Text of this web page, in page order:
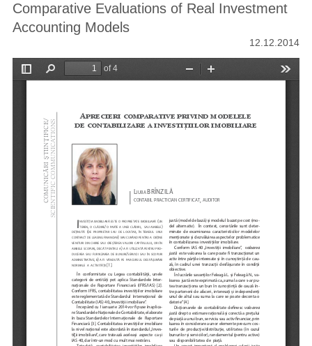
Comparative Evaluations of Real Investment
Accounting Models
12.12.2014